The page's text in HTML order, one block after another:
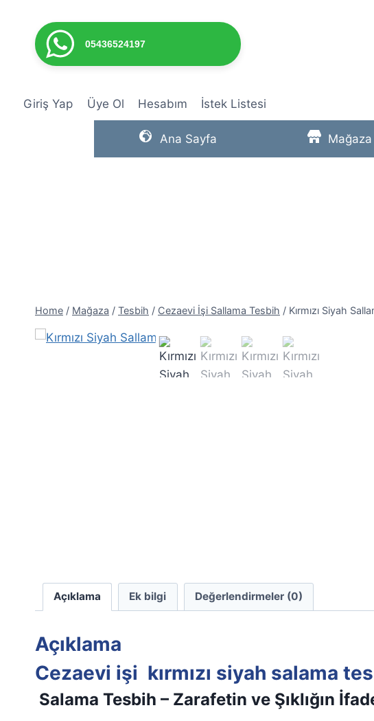
content
05436524197
Giriş Yap Üye Ol Hesabım İstek Listesi
Ana Sayfa Mağaza
Home / Mağaza / Tesbih / Cezaevi İşi Sallama Tesbih / Kırmızı Siyah
Açıklama Ek bilgi Değerlendirmeler (0)
Açıklama
Cezaevi işi kırmızı siyah salama
Salama Tesbih – Zarafetin ve Şıklığın